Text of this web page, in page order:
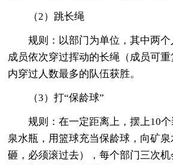
（2）跳长绳
规则：以部门为单位，其中两个
成员依次穿过挥动的长绳（成员可
内穿过人数最多的队伍获胜。
（3）打“保龄球”
规则：在一定距离上，摆上10个
泉水瓶，用篮球充当保龄球，向矿
砸，必须滚过去），每个部门三次